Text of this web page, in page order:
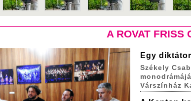
A ROVAT FRISS
Egy
Székely
Várszínház